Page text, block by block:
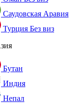
Саудовская Аравия
Турция Без виз
Бутан
Индия
Непал